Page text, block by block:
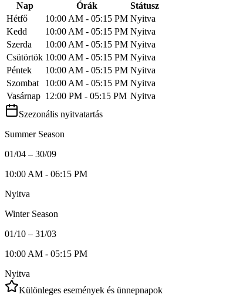
Nap
Órák
Státusz
Hétfő
10:00 AM - 05:15 PM Nyitva
Kedd
10:00 AM - 05:15 PM Nyitva
Szerda
10:00 AM - 05:15 PM Nyitva
Csütörtök 10:00 AM - 05:15 PM Nyitva
Péntek
10:00 AM - 05:15 PM Nyitva
Szombat
10:00 AM - 05:15 PM Nyitva
Vasárnap 12:00 PM - 05:15 PM Nyitva
Szezonális nyitvatartás
Summer Season
01/04 – 30/09
10:00 AM - 06:15 PM
Nyitva
Winter Season
01/10 – 31/03
10:00 AM - 05:15 PM
Nyitva
Különleges események és ünnepnapok